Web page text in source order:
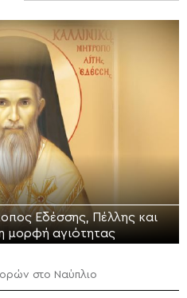
Εδέσσης, Πέλλης και
μορφή αγιότητας
στο Ναύπλιο